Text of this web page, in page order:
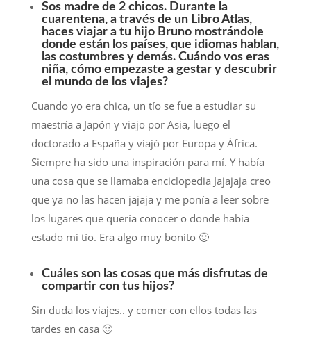
Sos madre de 2 chicos. Durante la
cuarentena, a través de un Libro Atlas,
haces viajar a tu hijo Bruno mostrándole
donde están los países, que idiomas hablan,
las costumbres y demás. Cuándo vos eras
niña, cómo empezaste a gestar y descubrir
el mundo de los viajes?
Cuando yo era chica, un tío se fue a estudiar su
maestría a Japón y viajo por Asia, luego el
doctorado a España y viajó por Europa y África.
Siempre ha sido una inspiración para mí. Y había
una cosa que se llamaba enciclopedia Jajajaja creo
que ya no las hacen jajaja y me ponía a leer sobre
los lugares que quería conocer o donde había
estado mi tío. Era algo muy bonito 🙂
Cuáles son las cosas que más disfrutas de
compartir con tus hijos?
Sin duda los viajes.. y comer con ellos todas las
tardes en casa 🙂